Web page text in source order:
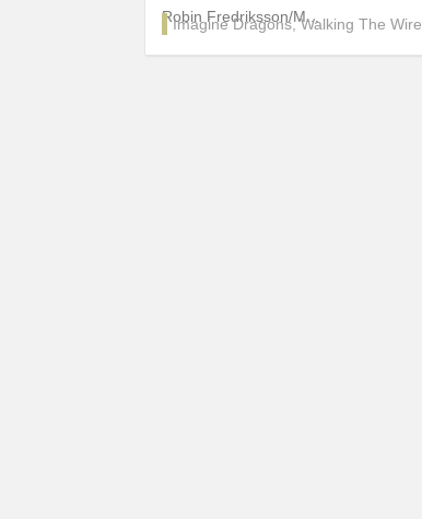
Robin Fredriksson/M...
Imagine Dragons,Walking The Wire